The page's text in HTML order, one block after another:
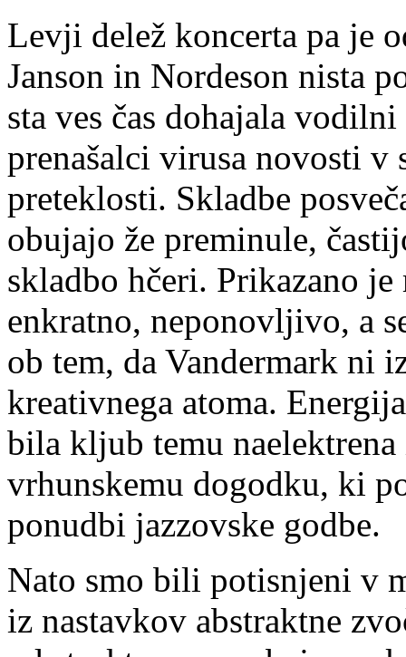
Levji delež koncerta pa je
Janson in Nordeson nista
sta ves čas dohajala
prenašalci virusa novosti v
preteklosti. Skladbe
obujajo že preminule,
skladbo hčeri. Prikazano
enkratno, neponovljivo, a
ob tem, da Vandermark ni
kreativnega atoma.
bila kljub temu
vrhunskemu dogodku, ki
ponudbi jazzovske godbe.
Nato smo bili potisnjeni v
iz nastavkov abstraktne